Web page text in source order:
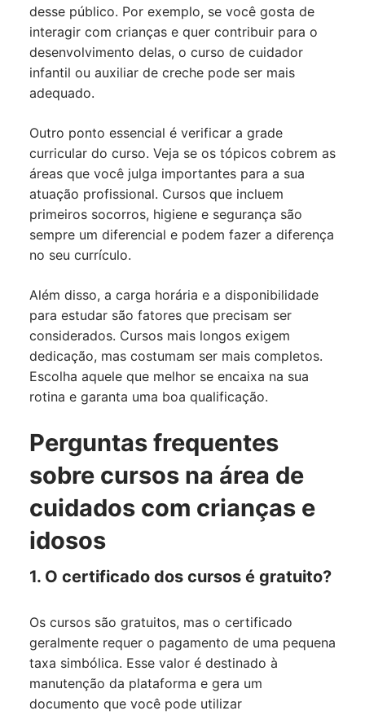
desse público. Por exemplo, se você gosta de
interagir com crianças e quer contribuir para o
desenvolvimento delas, o curso de cuidador
infantil ou auxiliar de creche pode ser mais
adequado.
Outro ponto essencial é verificar a grade
curricular do curso. Veja se os tópicos cobrem as
áreas que você julga importantes para a sua
atuação profissional. Cursos que incluem
primeiros socorros, higiene e segurança são
sempre um diferencial e podem fazer a diferença
no seu currículo.
Além disso, a carga horária e a disponibilidade
para estudar são fatores que precisam ser
considerados. Cursos mais longos exigem
dedicação, mas costumam ser mais completos.
Escolha aquele que melhor se encaixa na sua
rotina e garanta uma boa qualificação.
Perguntas frequentes
sobre cursos na área de
cuidados com crianças e
idosos
1. O certificado dos cursos é gratuito?
Os cursos são gratuitos, mas o certificado
geralmente requer o pagamento de uma pequena
taxa simbólica. Esse valor é destinado à
manutenção da plataforma e gera um
documento que você pode utilizar